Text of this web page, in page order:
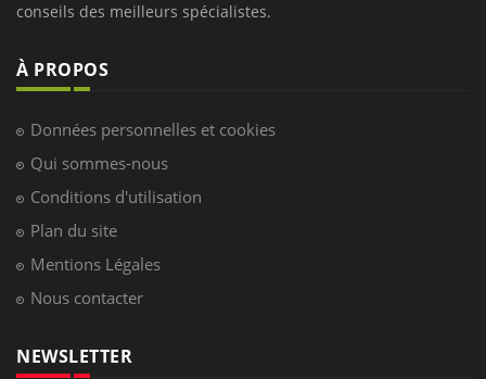
conseils des meilleurs spécialistes.
À PROPOS
Données personnelles et cookies
Qui sommes-nous
Conditions d'utilisation
Plan du site
Mentions Légales
Nous contacter
NEWSLETTER